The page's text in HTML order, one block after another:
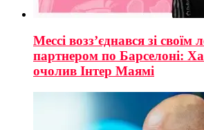
Мессі возз’єднався зі своїм
партнером по Барселоні:
очолив Інтер Маямі